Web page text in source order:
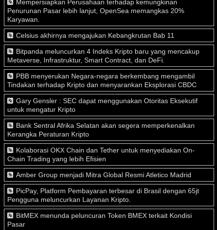
Mempersiapkan Perusahaan terhadap kemungkinan
Penurunan Pasar lebih lanjut, OpenSea memangkas 20%
Karyawan.
Celsius akhirnya mengajukan Kebangkrutan Bab 11
Bitpanda meluncurkan 4 Indeks Kripto baru yang mencakup
Metaverse, Infrastruktur, Smart Contract, dan DeFi.
PBB menyerukan Negara-negara berkembang mengambil
Tindakan terhadap Kripto dan menyarankan Eksplorasi CBDC
Gary Gensler : SEC dapat menggunakan Otoritas Eksekutif
untuk mengatur Kripto
Bank Sentral Afrika Selatan akan segera memperkenalkan
Kerangka Peraturan Kripto
Kolaborasi OKX Chain dan Tether untuk menyediakan On-
Chain Trading yang lebih Efisien
Amber Group menjadi Mitra Global Resmi Atletico Madrid
PicPay, Platform Pembayaran terbesar di Brasil dengan 65jt
Pengguna meluncurkan Layanan Kripto.
BitMEX menunda peluncuran Token BMEX terkait Kondisi
Pasar